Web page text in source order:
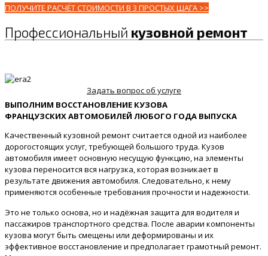
ПОЛУЧИТЕ РАСЧЁТ СТОИМОСТИ В 3 ПРОСТЫХ ШАГА >>
Профессиональный кузовной ремонт
Задать вопрос об услуге
ВЫПОЛНИМ ВОССТАНОВЛЕНИЕ КУЗОВА
ФРАНЦУЗСКИХ АВТОМОБИЛЕЙ ЛЮБОГО ГОДА ВЫПУСКА
Качественный кузовной ремонт считается одной из наиболее
дорогостоящих услуг, требующей большого труда. Кузов
автомобиля имеет основную несущую функцию, на элементы
кузова переносится вся нагрузка, которая возникает в
результате движения автомобиля. Следовательно, к нему
применяются особенные требования прочности и надежности.
Это не только основа, но и надёжная защита для водителя и
пассажиров транспортного средства. После аварии компоненты
кузова могут быть смещены или деформированы и их
эффективное восстановление и предполагает грамотный ремонт.